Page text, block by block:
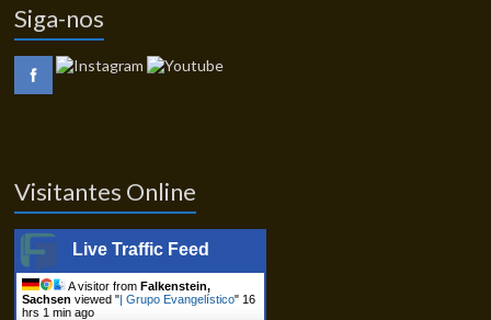
Siga-nos
Visitantes Online
Live Traffic Feed
A visitor fromFalkenstein,
Sachsen viewed "| Grupo Evangelístico" 16
hrs 1 min ago